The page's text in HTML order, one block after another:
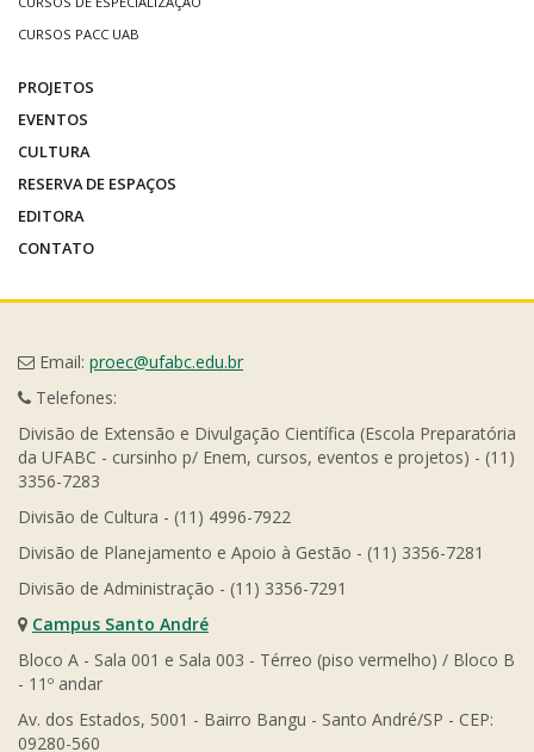
CURSOS PACC UAB
PROJETOS
EVENTOS
CULTURA
RESERVA DE ESPAÇOS
EDITORA
CONTATO
Email: proec@ufabc.edu.br
Telefones:
Divisão de Extensão e Divulgação Científica (Escola Preparatória
da UFABC - cursinho p/ Enem, cursos, eventos e projetos) - (11)
3356-7283
Divisão de Cultura - (11) 4996-7922
Divisão de Planejamento e Apoio à Gestão - (11) 3356-7281
Divisão de Administração - (11) 3356-7291
Campus Santo André
Bloco A - Sala 001 e Sala 003 - Térreo (piso vermelho) / Bloco B
- 11º andar
Av. dos Estados, 5001 - Bairro Bangu - Santo André/SP - CEP:
09280-560